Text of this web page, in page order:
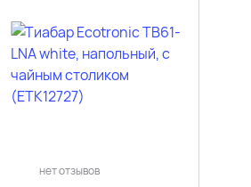
нет отзывов